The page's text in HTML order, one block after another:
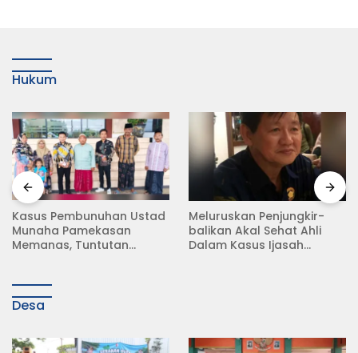
Hukum
Meluruskan Penjungkir-
balikan Akal Sehat Ahli
Dalam Kasus Ijasah
Rampas Motor Tanpa
Surat Resmi, Modus Baru
Debt Collector di Jalan
Desa